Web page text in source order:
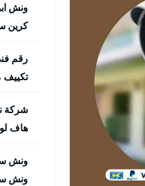
كرين
تكييف
هاف
ونش